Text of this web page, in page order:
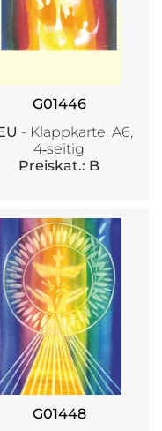
G01446
- Klappkarte, A6,
4‑seitig
Preiskat.: B
G01448